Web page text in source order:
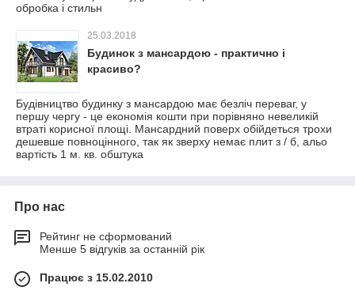
обробка і стильн
25.03.2018
Будинок з мансардою - практично і
красиво?
Будівництво будинку з мансардою має безліч переваг, у
першу чергу - це економія кошти при порівняно невеликій
втраті корисної площі. Мансардний поверх обійдеться трохи
дешевше повноцінного, так як зверху немає плит з / б, альо
вартість 1 м. кв. обштука
Про нас
Рейтинг не сформований
Менше 5 відгуків за останній рік
Працює з 15.02.2010